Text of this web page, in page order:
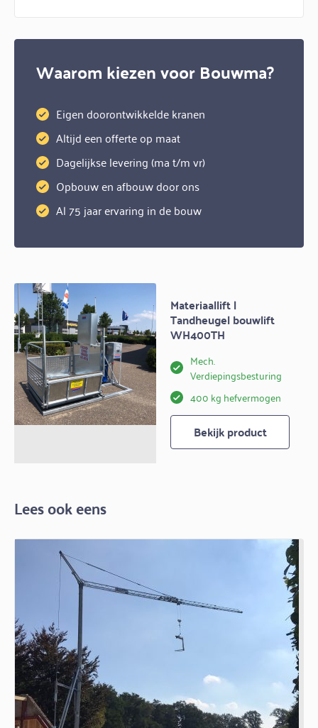
Waarom kiezen voor Bouwma?
Eigen doorontwikkelde kranen
Altijd een offerte op maat
Dagelijkse levering (ma t/m vr)
Opbouw en afbouw door ons
Al 75 jaar ervaring in de bouw
Materiaallift |
Tandheugel bouwlift
WH400TH
Mech.
Verdiepingsbesturing
400 kg hefvermogen
Bekijk product
Lees ook eens